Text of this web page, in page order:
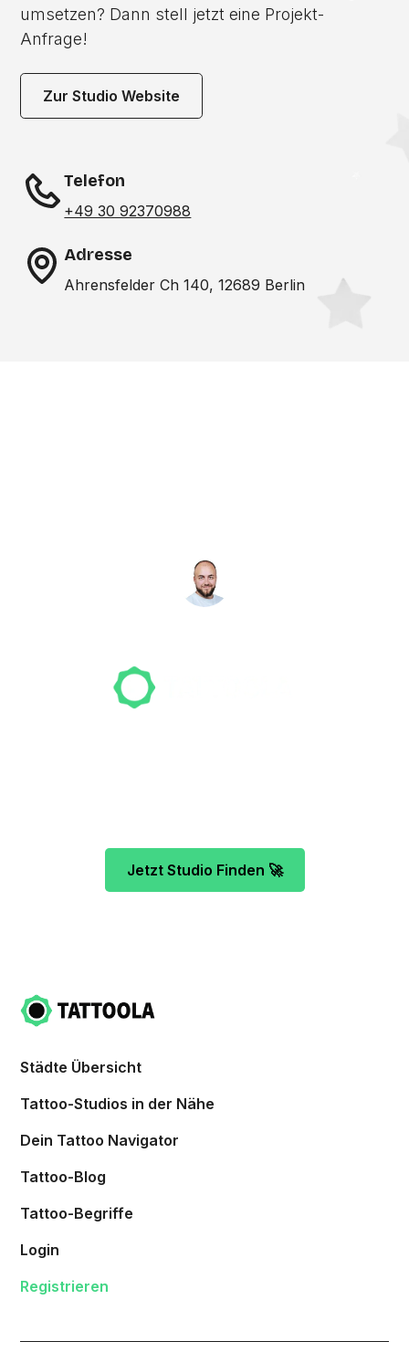
umsetzen? Dann stell jetzt eine Projekt-
Anfrage!
Zur Studio Website
Telefon
+49 30 92370988
Adresse
Ahrensfelder Ch 140, 12689 Berlin
Jetzt Studio Finden 🚀
Städte Übersicht
Tattoo-Studios in der Nähe
Dein Tattoo Navigator
Tattoo-Blog
Tattoo-Begriffe
Login
Registrieren